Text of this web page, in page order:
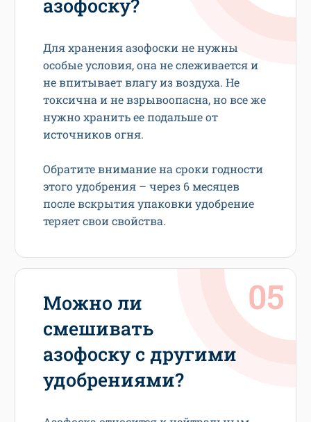
азофоску?
Для хранения азофоски не нужны
особые условия, она не слеживается и
не впитывает влагу из воздуха. Не
токсична и не взрывоопасна, но все же
нужно хранить ее подальше от
источников огня.
Обратите внимание на сроки годности
этого удобрения – через 6 месяцев
после вскрытия упаковки удобрение
теряет свои свойства.
Можно ли
смешивать
азофоску с другими
удобрениями?